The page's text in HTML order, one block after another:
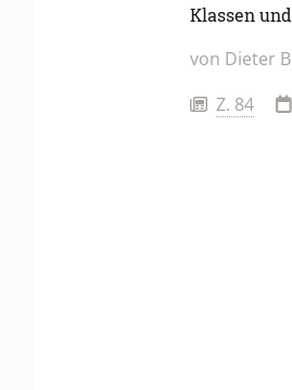
Klassen
von Dieter
Z. 84